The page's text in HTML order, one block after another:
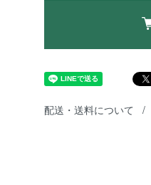
配送・送料について